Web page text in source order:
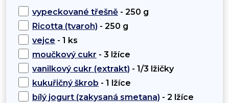
vypeckované třešně - 250 g
Ricotta (tvaroh) - 250 g
vejce - 1 ks
moučkový cukr - 3 lžíce
vanilkový cukr (extrakt) - 1/3 lžičky
kukuřičný škrob - 1 lžíce
bílý jogurt (zakysaná smetana) - 2 lžíce